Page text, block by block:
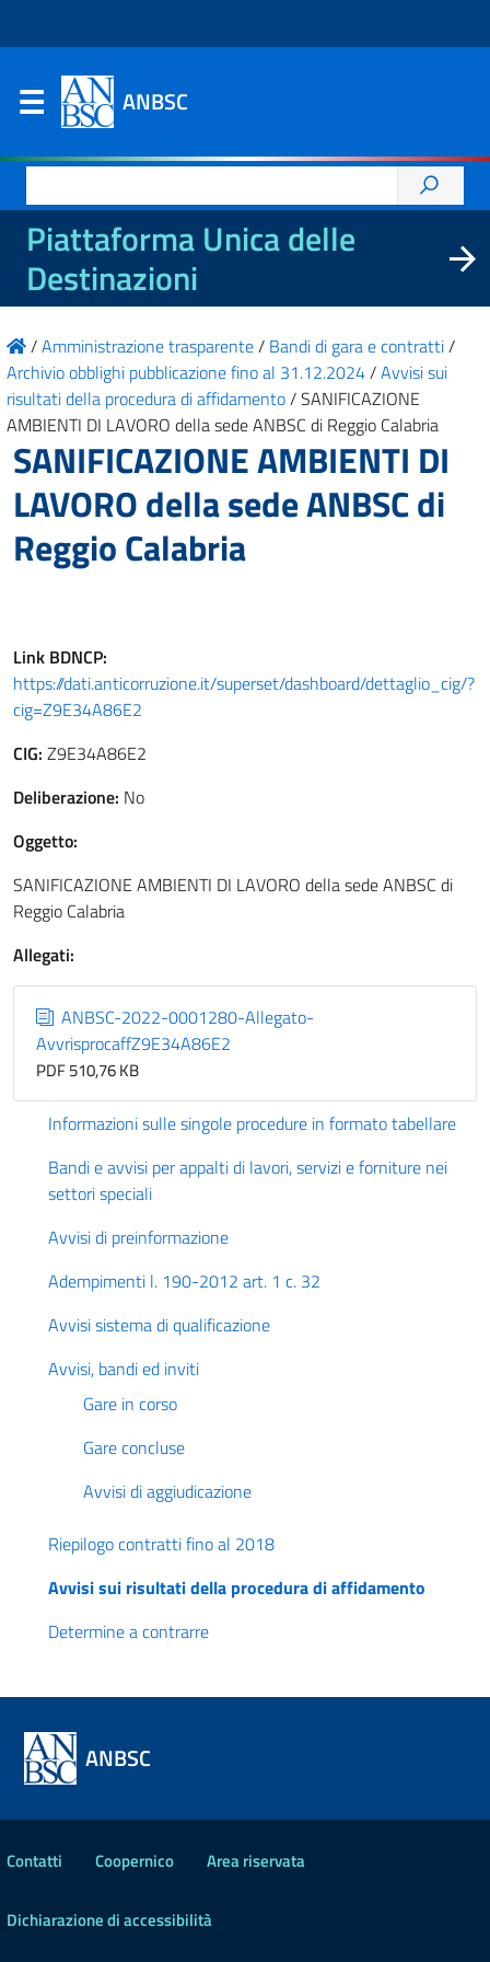
ANBSC
per:
Piattaforma Unica delle
Destinazioni
/Amministrazione trasparente/ Bandi di gara e contratti/
Archivio obblighi pubblicazione fino al 31.12.2024/Avvisi sui
risultati della procedura di affidamento/SANIFICAZIONE
AMBIENTI DI LAVORO della sede ANBSC di Reggio Calabria
SANIFICAZIONE AMBIENTI DI
LAVORO della sede ANBSC di
Reggio Calabria
Link BDNCP:
https://dati.anticorruzione.it/superset/dashboard/dettaglio_cig/?
cig=Z9E34A86E2
CIG: Z9E34A86E2
Deliberazione: No
Oggetto:
SANIFICAZIONE AMBIENTI DI LAVORO della sede ANBSC di
Reggio Calabria
Allegati:
ANBSC-2022-0001280-Allegato-
AvvrisprocaffZ9E34A86E2
PDF 510,76 KB
Informazioni sulle singole procedure in formato tabellare
Bandi e avvisi per appalti di lavori, servizi e forniture nei
settori speciali
Avvisi di preinformazione
Adempimenti l. 190-2012 art. 1 c. 32
Avvisi sistema di qualificazione
Avvisi, bandi ed inviti
Gare in corso
Gare concluse
Avvisi di aggiudicazione
Riepilogo contratti fino al 2018
Avvisi sui risultati della procedura di affidamento
Determine a contrarre
ANBSC
Contatti Coopernico Area riservata
Dichiarazione di accessibilità